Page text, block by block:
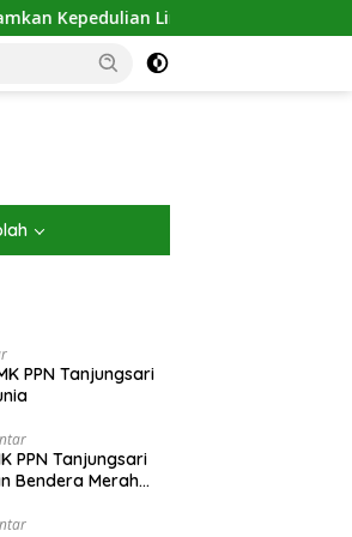
Lingkungan, SMK PPN Tanjungsari
PPN Tanjungsari
Bendera Merah